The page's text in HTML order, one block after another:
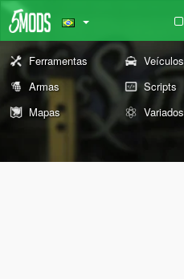
Ferramentas Veículos
Armas
Scripts
Mapas
Variados